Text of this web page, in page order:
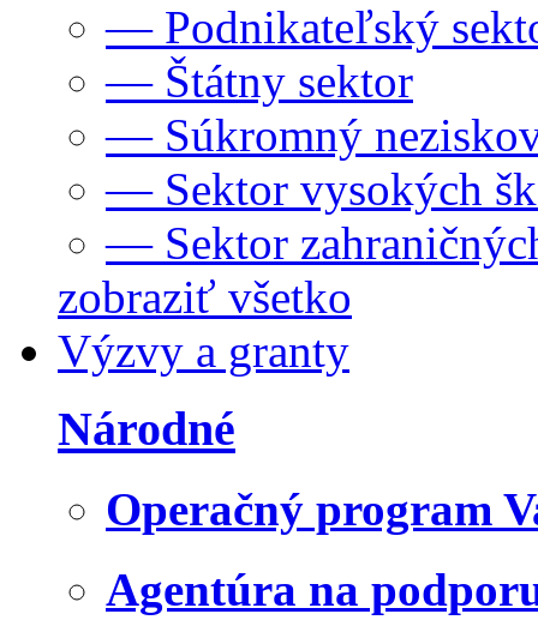
— Podnikateľský
— Štátny sektor
— Súkromný
— Sektor vysokých
— Sektor
zobraziť všetko
Výzvy a granty
Národné
Operačný program
Agentúra na